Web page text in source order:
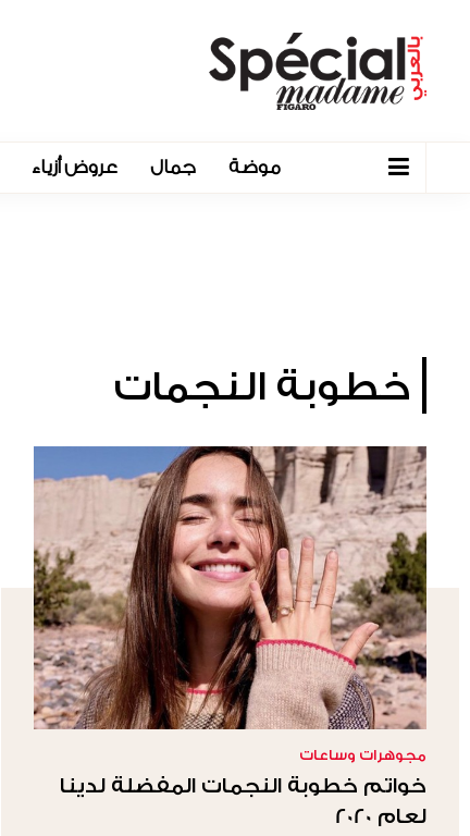
موضة جمال عروض أزياء
خطوبة النجمات
مجوهرات وساعات
خواتم خطوبة النجمات المفضلة لدينا
لعام 2020